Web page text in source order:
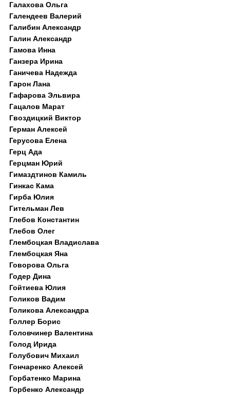
Галахова Ольга
Галендеев Валерий
Галибин Александр
Галин Александр
Гамова Инна
Ганзера Ирина
Ганичева Надежда
Гарон Лана
Гафарова Эльвира
Гацалов Марат
Гвоздицкий Виктор
Герман Алексей
Герусова Елена
Герц Ада
Герцман Юрий
Гимаздтинов Камиль
Гинкас Кама
Гирба Юлия
Гительман Лев
Глебов Константин
Глебов Олег
Глембоцкая Владислава
Глембоцкая Яна
Говорова Ольга
Годер Дина
Гойтиева Юлия
Голиков Вадим
Голикова Александра
Голлер Борис
Головчинер Валентина
Голод Ирида
Голубович Михаил
Гончаренко Алексей
Горбатенко Марина
Горбенко Александр